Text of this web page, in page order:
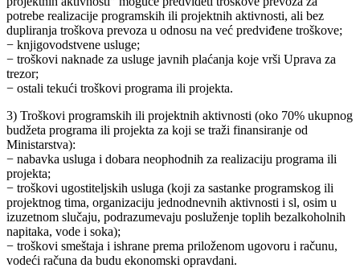
potrebe realizacije programskih ili projektnih aktivnosti, ali bez
dupliranja troškova prevoza u odnosu na već predviđene troškove;
− knjigovodstvene usluge;
− troškovi naknade za usluge javnih plaćanja koje vrši Uprava za
trezor;
− ostali tekući troškovi programa ili projekta.
3) Troškovi programskih ili projektnih aktivnosti (oko 70% ukupnog
budžeta programa ili projekta za koji se traži finansiranje od
Ministarstva):
− nabavka usluga i dobara neophodnih za realizaciju programa ili
projekta;
− troškovi ugostiteljskih usluga (koji za sastanke programskog ili
projektnog tima, organizaciju jednodnevnih aktivnosti i sl, osim u
izuzetnom slučaju, podrazumevaju posluženje toplih bezalkoholnih
napitaka, vode i soka);
− troškovi smeštaja i ishrane prema priloženom ugovoru i računu,
vodeći računa da budu ekonomski opravdani.